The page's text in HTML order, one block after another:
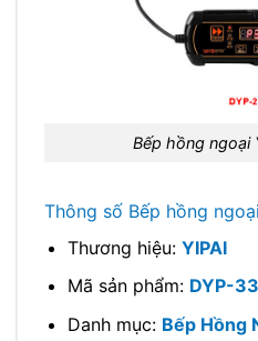
Bếp hồng ngoại
Thông số Bếp hồng
Thương hiệu: YIPAI
Mã sản phẩm: DYP-
Danh mục: Bếp Hồng